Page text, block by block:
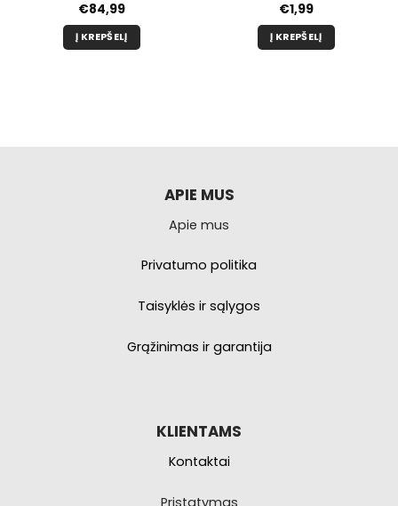
€84,99
Į KREPŠELĮ
€1,99
Į KREPŠELĮ
APIE MUS
Apie mus
Privatumo politika
Taisyklės ir sąlygos
Grąžinimas ir garantija
KLIENTAMS
Kontaktai